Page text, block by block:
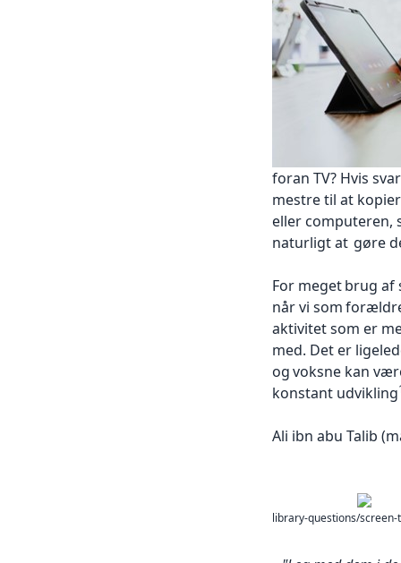
foran TV? Hvis
mestre til at
eller computeren,
naturligt at gøre
For megetbrug af
når vi som
aktivitet som er
med. Det er
ogvoksne kan
konstant udvikling
Ali ibn abu Talib
library-questions/screen-